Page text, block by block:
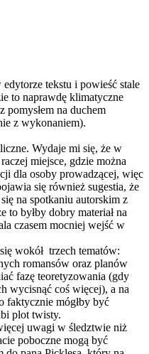
tekstu i powieść stale
to naprawdę klimatyczne
pomysłem na duchem
z wykonaniem).
Wydaje mi się, że w
miejsce, gdzie można
dla osoby prowadzącej, więc
się również sugestia, że
na spotkaniu autorskim z
to byłby dobry materiał na
czasem mocniej wejść w
wokół trzech tematów:
romansów oraz planów
fazę teoretyzowania (gdy
wycisnąć coś więcej), a na
faktycznie mógłby być
plot twisty.
uwagi w śledztwie niż
poboczne mogą być